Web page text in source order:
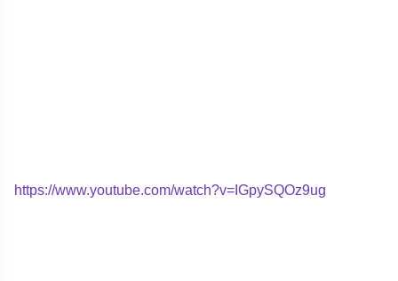
https://www.youtube.com/watch?v=IGpySQOz9ug